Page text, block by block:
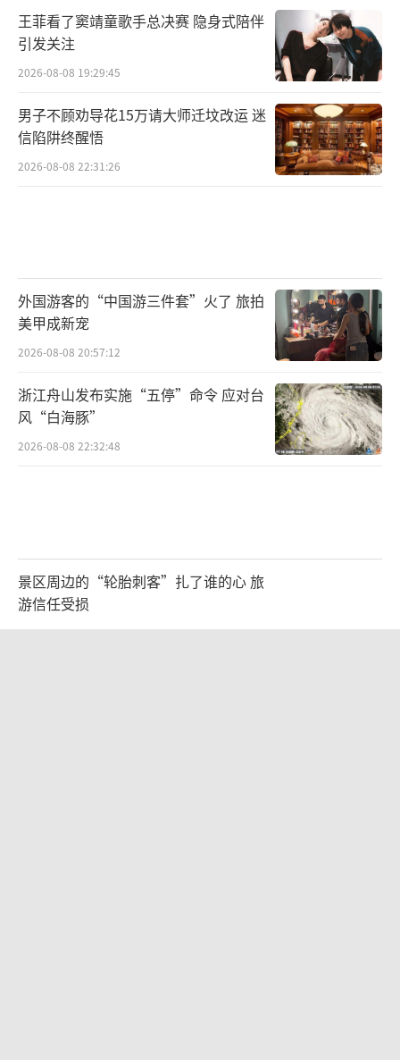
王菲看了窦靖童歌手总决赛 隐身式陪伴
引发关注
2026-08-08 19:29:45
男子不顾劝导花15万请大师迁坟改运 迷
信陷阱终醒悟
2026-08-08 22:31:26
外国游客的“中国游三件套”火了 旅拍
美甲成新宠
2026-08-08 20:57:12
浙江舟山发布实施“五停”命令 应对台
风“白海豚”
2026-08-08 22:32:48
景区周边的“轮胎刺客”扎了谁的心 旅
游信任受损
2026-08-08 21:47:22